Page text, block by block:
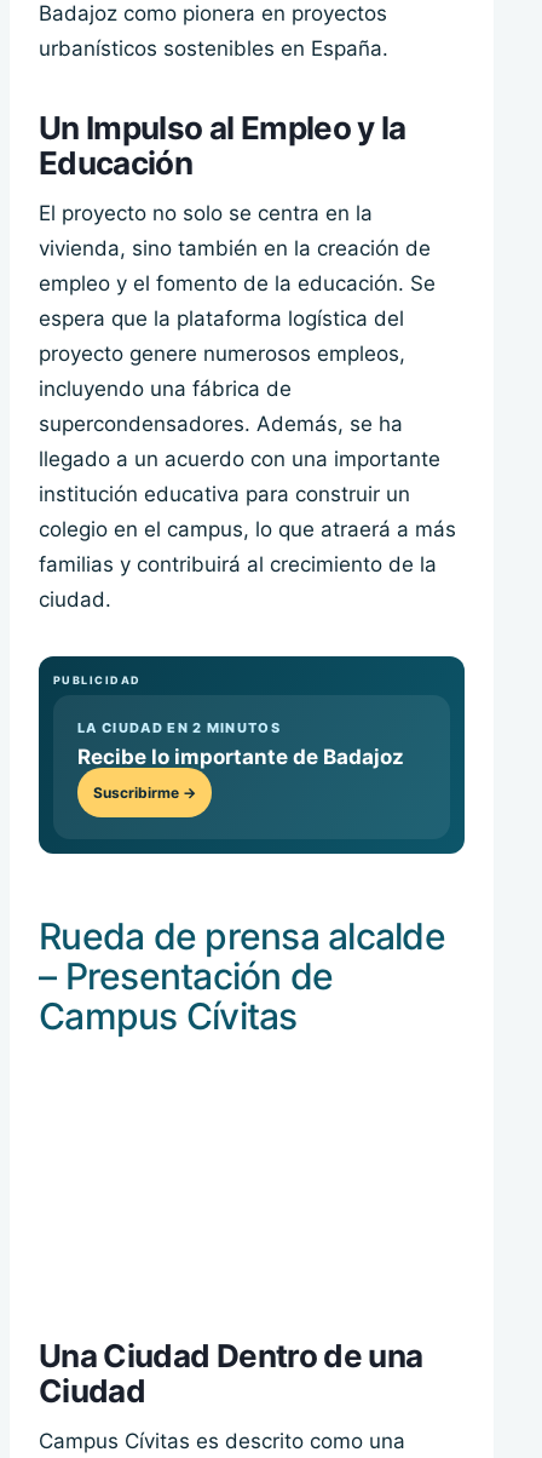
Badajoz como pionera en proyectos
urbanísticos sostenibles en España.
Un Impulso al Empleo y la
Educación
El proyecto no solo se centra en la
vivienda, sino también en la creación de
empleo y el fomento de la educación. Se
espera que la plataforma logística del
proyecto genere numerosos empleos,
incluyendo una fábrica de
supercondensadores. Además, se ha
llegado a un acuerdo con una importante
institución educativa para construir un
colegio en el campus, lo que atraerá a más
familias y contribuirá al crecimiento de la
ciudad.
PUBLICIDAD
LA CIUDAD EN 2 MINUTOS
Recibe lo importante de Badajoz
Suscribirme →
Rueda de prensa alcalde
– Presentación de
Campus Cívitas
Una Ciudad Dentro de una
Ciudad
Campus Cívitas es descrito como una